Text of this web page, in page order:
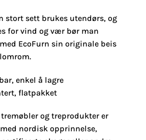
stort sett brukes utendørs, og
for vind og vær bør man
EcoFurn sin originale beis
enkel å lagre
flatpakket
og treprodukter er
nordisk opprinnelse,